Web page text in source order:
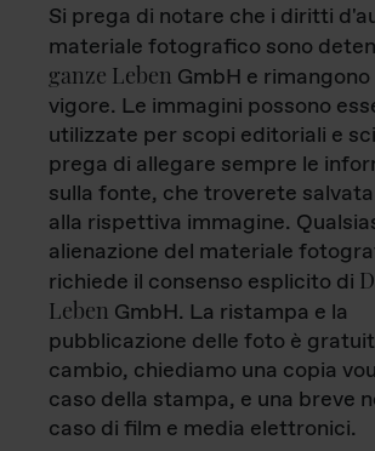
Si prega di notare che i diritti
materiale fotografico sono
ganze Leben GmbH e rimangono
vigore. Le immagini possono
utilizzate per scopi editoriali e
prega di allegare sempre le
sulla fonte, che troverete
alla rispettiva immagine.
alienazione del materiale
richiede il consenso esplicito di
Leben GmbH. La ristampa e la
pubblicazione delle foto è
cambio, chiediamo una copia
caso della stampa, e una breve
caso di film e media elettronici.